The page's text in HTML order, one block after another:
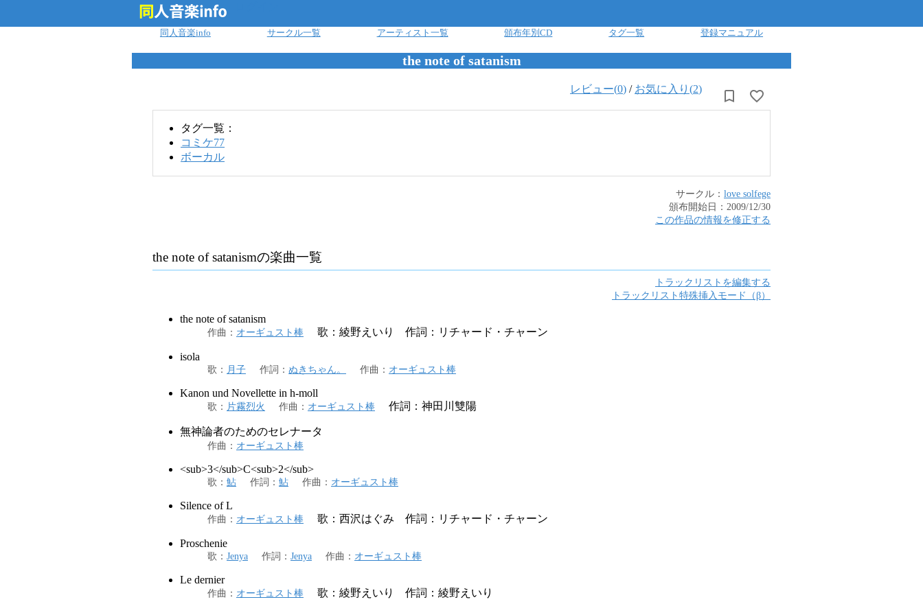
同人音楽info サークル一覧 アーティスト一覧 頒布年別CD タグ一覧 登録マニュアル
the note of satanism
レビュー(0) / お気に入り(2)
タグ一覧：
コミケ77
ボーカル
サークル： love solfege
頒布開始日： 2009/12/30
この作品の情報を修正する
the note of satanismの楽曲一覧
トラックリストを編集する
トラックリスト特殊挿入モード（β）
the note of satanism
作曲 ： オーギュスト棒 歌：綾野えいり 作詞：リチャード・チャーン
isola
歌 ： 月子 作詞 ： ぬきちゃん。 作曲 ： オーギュスト棒
Kanon und Novellette in h-moll
歌 ： 片霧烈火 作曲 ： オーギュスト棒 作詞：神田川雙陽
無神論者のためのセレナータ
作曲 ： オーギュスト棒
<sub>3</sub>C<sub>2</sub>
歌 ： 鮎 作詞 ： 鮎 作曲 ： オーギュスト棒
Silence of L
作曲 ： オーギュスト棒 歌：西沢はぐみ 作詞：リチャード・チャーン
Proschenie
歌 ： Jenya 作詞 ： Jenya 作曲 ： オーギュスト棒
Le dernier
作曲 ： オーギュスト棒 歌：綾野えいり 作詞：綾野えいり